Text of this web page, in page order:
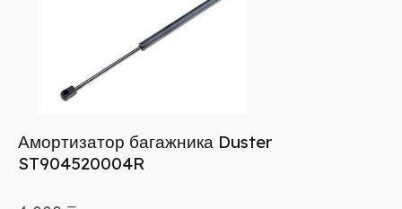
Амортизатор багажника Duster
ST904520004R